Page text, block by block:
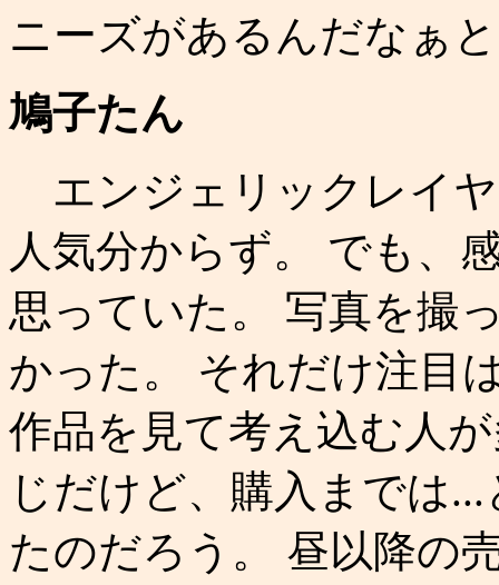
ニーズがあるんだなぁ
鳩子たん
エンジェリックレイ
人気分からず。 でも、
思っていた。 写真を撮
かった。 それだけ注目
作品を見て考え込む人
じだけど、購入までは
たのだろう。 昼以降の